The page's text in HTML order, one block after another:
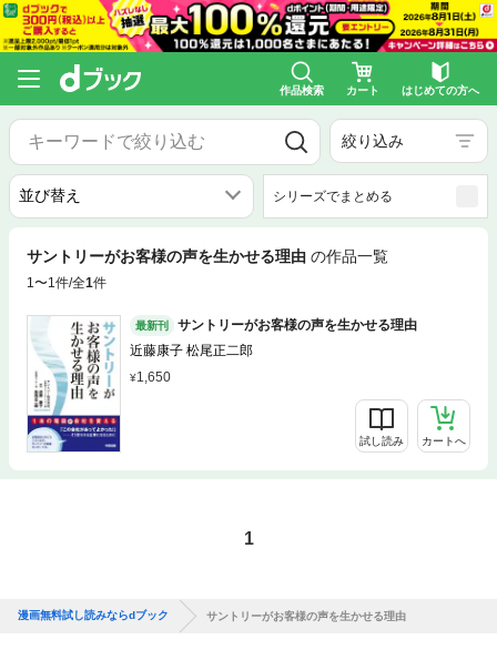
作品検索 カート はじめての方へ
絞り込み
シリーズでまとめる
サントリーがお客様の声を生かせる理由 の作品一覧
1〜1件/全1件
最新刊
サントリーがお客様の声を生かせる理由
近藤康子 松尾正二郎
1,650
試し読み カートへ
1
漫画無料試し読みならdブック サントリーがお客様の声を生かせる理由